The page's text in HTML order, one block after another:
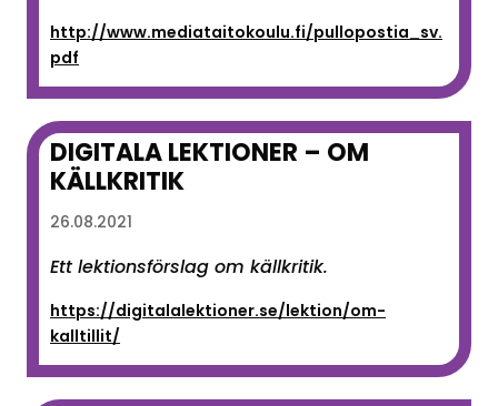
http://www.mediataitokoulu.fi/pullopostia_sv.
pdf
DIGITALA LEKTIONER – OM
KÄLLKRITIK
26.08.2021
Ett lektionsförslag om källkritik.
https://digitalalektioner.se/lektion/om-
kalltillit/